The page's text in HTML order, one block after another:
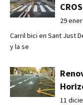
29
Carril bici en Sant Just
y la se
11